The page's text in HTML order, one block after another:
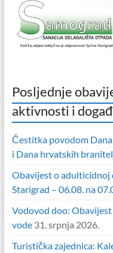
Posljednje
aktivnosti i
Čestitka povodom
i Dana hrvatskih
Obavijest o adulticidnoj
Starigrad – 06.08. na
Vodovod doo:
vode 31. srpnja 2026.
Turistička zajednica: